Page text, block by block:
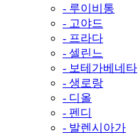
- 루이비통
- 고야드
- 프라다
- 셀린느
- 보테가베네타
- 생로랑
- 디올
- 펜디
- 발렌시아가